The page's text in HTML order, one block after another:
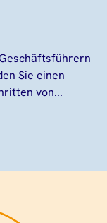
Sie einen
von...